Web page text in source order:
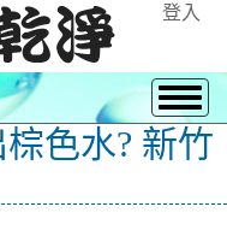
登入
色水? 新竹